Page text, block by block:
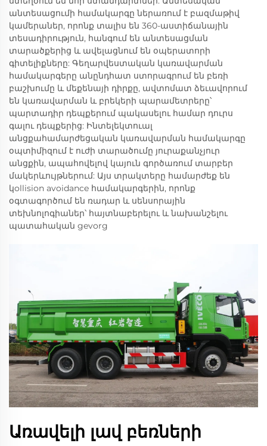
անտեսացումի համակարգը ներառում է բազմաթիվ
կամերաներ, որոնք տալիս են 360-աստիճանային
տեսադիրություն, հանգում են անտեսացման
տարածքերից և ավելացնում են օպերատորի
գիտելիքները: Գեղարվեստական կառավարման
համակարգերը անընդհատ ստորագրում են բեռի
բաշխումը և մեքենայի դիրքը, ավտոմատ ձեւավորում
են կառավարման և բրեկերի պարամետրերը՝
պարտադիր դեպքերում պակասելու համար դուրս
գալու դեպքերից: Ինտելեկտուալ
անցքահամարժեցական կառավարման համակարգը
օպտիմիզում է ուժի տարածումը յուրաքանչյուր
անցքին, ապահովելով կայուն գործառում տարբեր
մակերևույթներում: Այս տրակտերը համարժեք են
կollision avoidance համակարգերին, որոնք
օգտագործում են ռադար և սենսորային
տեխնոլոգիաներ՝ հայտնաբերելու և նախանշելու
պատահական gevorg
Առավելի լավ բեռների